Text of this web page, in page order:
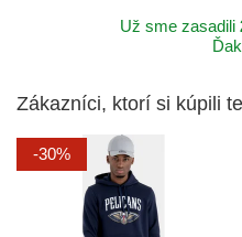
Už sme zasadili
Zákazníci, ktorí si kúpili
-30%